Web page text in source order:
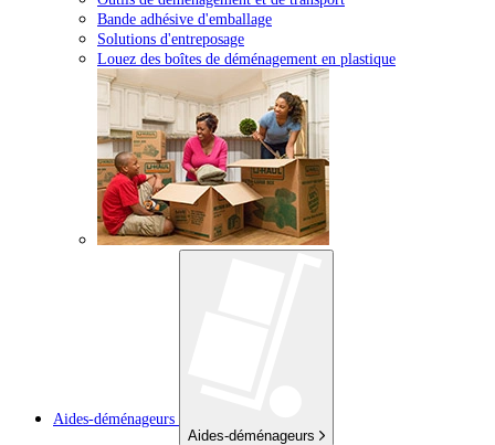
Bande adhésive d'emballage
Solutions d'entreposage
Louez des boîtes de déménagement en plastique
Aides-déménageurs
Aides-déménageurs